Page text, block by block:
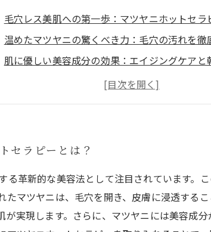
毛穴レス美肌への第一歩：マツヤニホットセラ
温めたマツヤニの驚くべき力：毛穴の汚れを徹
肌に優しい美容成分の効果：エイジングケアと
美肌を目指すあなたへ：角質と顔ダニ、産毛の
自宅でできるマツヤニホットセラピーの実践手
理想の肌を手に入れる：マツヤニホットセラピ
セラピーとは？
る革新的な美容法として注目されています。
マツヤニは、毛穴を開き、皮膚に浸透する
実現します。さらに、マツヤニには美容成